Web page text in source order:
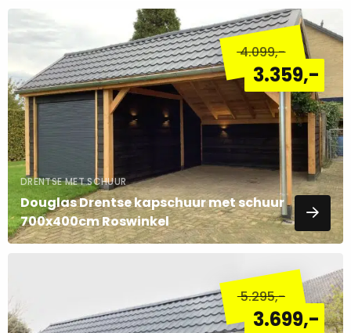
4.099,-
3.359,-
DRENTSE MET SCHUUR
Douglas Drentse kapschuur met schuur
700x400cm Roswinkel
meer
5.295,-
3.699,-
over